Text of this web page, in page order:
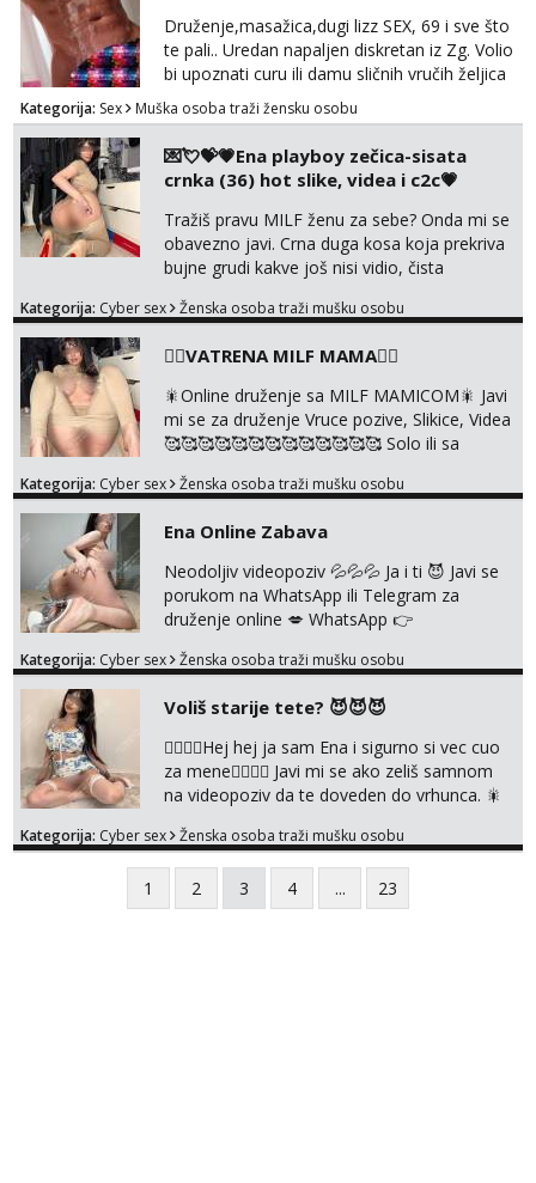
Druženje,masažica,dugi lizz SEX, 69 i sve što
te pali.. Uredan napaljen diskretan iz Zg. Volio
bi upoznati curu ili damu sličnih vručih željica
za zajedničko ugodno i strastveno druženje.
Prostor imam, diskr max. A i mobilan 🚗 sam.
Kategorija: Sex Muška osoba traži žensku osobu
💌💘💝💗Ena playboy zečica-sisata
crnka (36) hot slike, videa i c2c💗
Tražiš pravu MILF ženu za sebe? Onda mi se
obavezno javi. Crna duga kosa koja prekriva
bujne grudi kakve još nisi vidio, čista
pričam. Prave pune usne koje će ti se urezati
Uvijek sam spremna za ONLOINE zabavu.
Volim vruće u porukama uz pokoju fotku.
Radim slikice i videa po tvojoj želji te imam
raznih mater...
Kategorija: Cyber sex Ženska osoba traži mušku osobu
❤️‍🔥VATRENA MILF MAMA❤️‍🔥
🎇Online druženje sa MILF MAMICOM🎇 Javi
mi se za druženje Vruce pozive, Slikice, Videa
🥰🥰🥰🥰🥰🥰🥰🥰🥰🥰🥰🥰🥰 Solo ili sa
WhatsApp ili Telegram WhatsApp 👉
@enafriedrichkis 🤬NE RADIM SASTANKE I
DRUZENJA UZIVO🤬
Kategorija: Cyber sex Ženska osoba traži mušku osobu
Ena Online Zabava
Neodoljiv videopoziv 💦💦💦 Ja i ti 😈 Javi se
porukom na WhatsApp ili Telegram za
druženje online 💋 WhatsApp 👉
@enafriedrichkis NEE radimo sastnke uzivo
Kategorija: Cyber sex Ženska osoba traži mušku osobu
Voliš starije tete? 😈😈😈
❤️‍🔥❤️‍🔥Hej hej ja sam Ena i sigurno si vec cuo
za mene❤️‍🔥❤️‍🔥 Javi mi se ako zeliš samnom
na videopoziv da te doveden do vrhunca. 🎇
@enafriedrichkis Radim samo ONLINE I
NISTA UŽIVO!!!
Kategorija: Cyber sex Ženska osoba traži mušku osobu
1 2 3 4 ... 23